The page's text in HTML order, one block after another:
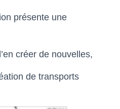
présente une
créer de nouvelles,
de transports